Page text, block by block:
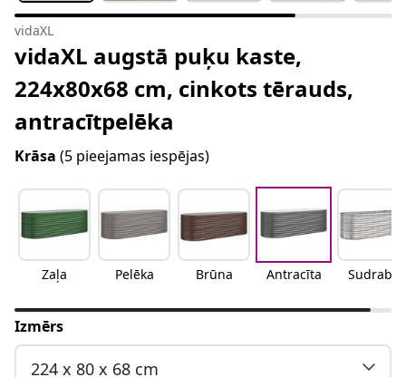
vidaXL
vidaXL augstā puķu kaste,
224x80x68 cm, cinkots tērauds,
antracītpelēka
Krāsa (5 pieejamas iespējas)
Zaļa Pelēka Brūna Antracīta Sudraba
Izmērs
224 x 80 x 68 cm